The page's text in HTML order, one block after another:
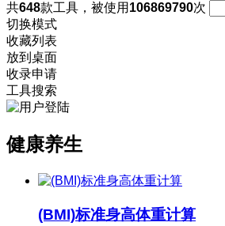
共648款工具，被使用 106869790次
切换模式
收藏列表
放到桌面
收录申请
工具搜索
健康养生
(BMI)标准身高体重计算